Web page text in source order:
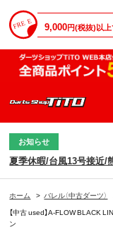
9,000円(税抜)以
お知らせ
夏季休暇/台風13号接近/
ホーム > バレル（中古ダーツ）
【中古 used】A-FLOW BLACK
ン